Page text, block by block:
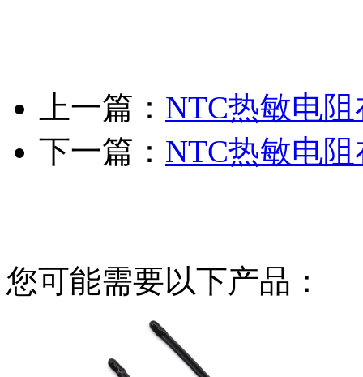
上一篇： NTC热敏电
下一篇： NTC热敏电
您可能需要以下产品：